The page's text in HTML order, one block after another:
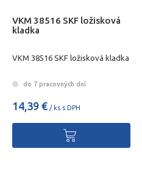
VKM 38516 SKF ložisková
kladka
VKM 38516 SKF ložisková kladka
do 7 pracovných dní
14,39 € / ks s DPH